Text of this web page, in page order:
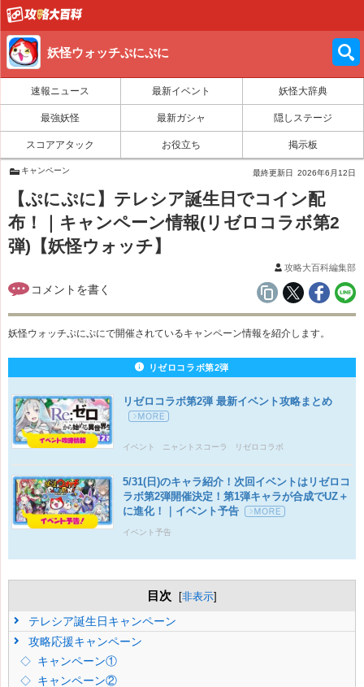
妖怪ウォッチぷにぷに
速報ニュース 最新イベント 妖怪大辞典
最強妖怪 最新ガシャ 隠しステージ
スコアアタック お役立ち 掲示板
キャンペーン 最終更新日 2026年6月12日
【ぷにぷに】テレシア誕生日でコイン配
布！｜キャンペーン情報(リゼロコラボ第2
弾)【妖怪ウォッチ】
攻略大百科編集部
妖怪ウォッチぷにぷにで開催されているキャンペーン情報を紹介します。
リゼロコラボ第2弾
リゼロコラボ第2弾 最新イベント攻略まとめ
イベント ニャントスコーラ リゼロコラボ
5/31(日)のキャラ紹介！次回イベントはリゼロコ
ラボ第2弾開催決定！第1弾キャラが合成でUZ＋
に進化！｜イベント予告
イベント予告
目次 [非表示]
テレシア誕生日キャンペーン
攻略応援キャンペーン
キャンペーン①
キャンペーン②